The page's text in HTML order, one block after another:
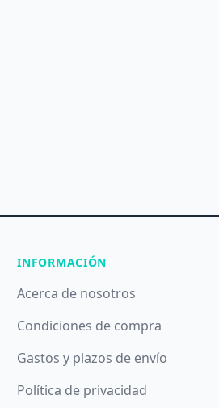
INFORMACIÓN
Acerca de nosotros
Condiciones de compra
Gastos y plazos de envío
Política de privacidad